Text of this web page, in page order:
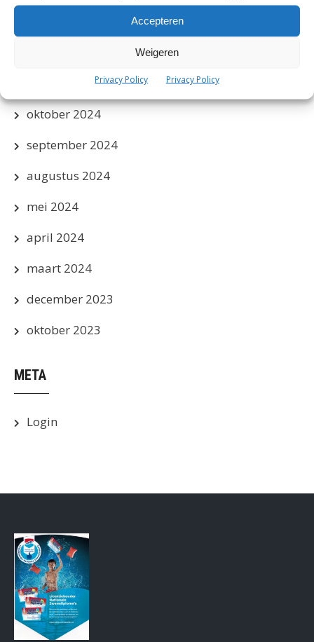
Accepteren
Weigeren
Privacy Policy Privacy Policy
november 2024
oktober 2024
september 2024
augustus 2024
mei 2024
april 2024
maart 2024
december 2023
oktober 2023
META
Login